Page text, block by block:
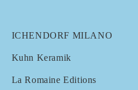
ICHENDORF MILANO
Kuhn Keramik
La Romaine Editions